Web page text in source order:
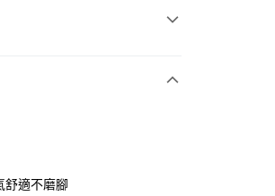
舒適不磨腳